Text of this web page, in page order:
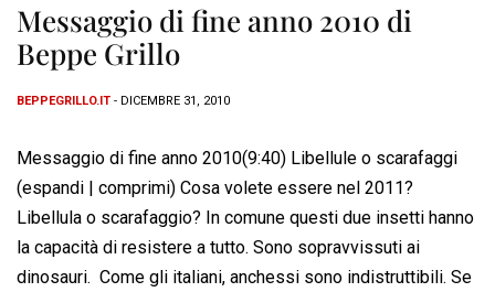
Messaggio di fine anno 2010 di
Beppe Grillo
BEPPEGRILLO.IT - DICEMBRE 31, 2010
Messaggio di fine anno 2010(9:40) Libellule o scarafaggi
(espandi | comprimi) Cosa volete essere nel 2011?
Libellula o scarafaggio? In comune questi due insetti hanno
la capacità di resistere a tutto. Sono sopravvissuti ai
dinosauri. Come gli italiani, anchessi sono indistruttibili. Se